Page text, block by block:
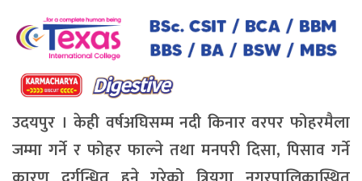
उदयपुर । केही वर्षअघिसम्म नदी किनार वरपर फोहरमैला
जम्मा गर्ने र फोहर फाल्ने तथा मनपरी दिसा, पिसाव गर्ने